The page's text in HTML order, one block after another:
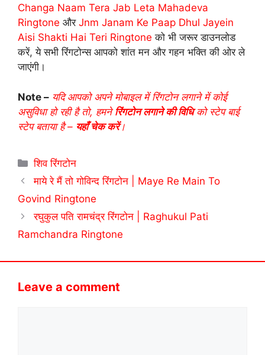
Changa Naam Tera Jab Leta Mahadeva
Ringtone और Jnm Janam Ke Paap Dhul Jayein
Aisi Shakti Hai Teri Ringtone को भी जरूर डाउनलोड
करें, ये सभी रिंगटोन्स आपको शांत मन और गहन भक्ति की ओर ले
जाएंगी।
Note – यदि आपको अपने मोबाइल में रिंगटोन लगाने में कोई
असुविधा हो रही है तो, हमनेरिंगटोन लगाने की विधिको स्टेप बाई
स्टेप बताया है – यहाँ चेक करें।
Categories
शिव रिंगटोन
माये रे मैं तो गोविन्द रिंगटोन | Maye Re Main To
Govind Ringtone
रघुकुल पति रामचंद्र रिंगटोन | Raghukul Pati
Ramchandra Ringtone
Leave a comment